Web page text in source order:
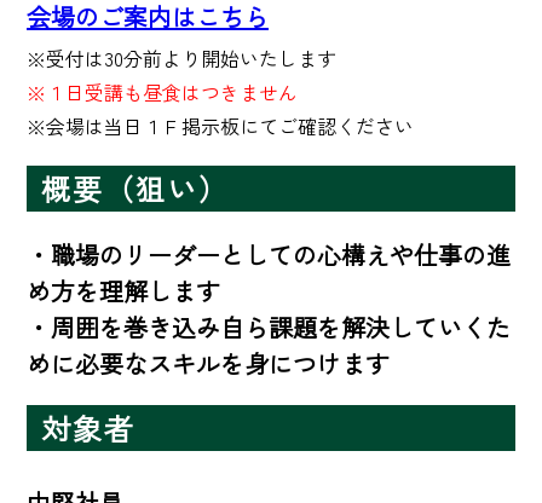
会場のご案内はこちら
※１日受講も昼食はつきません
※会場は当日１Ｆ掲示板にてご確認ください
概要（狙い）
・職場のリーダーとしての心構えや仕事の進
め方を理解します
・周囲を巻き込み自ら課題を解決していくた
めに必要なスキルを身につけます
対象者